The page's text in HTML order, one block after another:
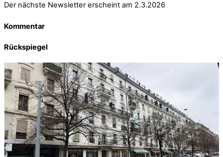
Der nächste Newsletter erscheint am 2.3.2026
Kommentar
Rückspiegel